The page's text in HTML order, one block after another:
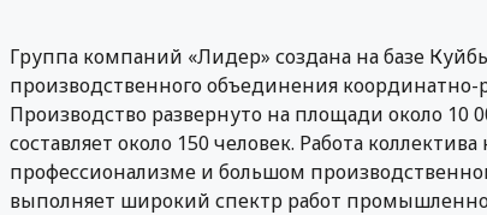
Группа компаний «Лидер» создана на базе
производственного объединения координатно-
Производство развернуто на площади около 10
составляет около 150 человек. Работа
профессионализме и большом
выполняет широкий спектр работ